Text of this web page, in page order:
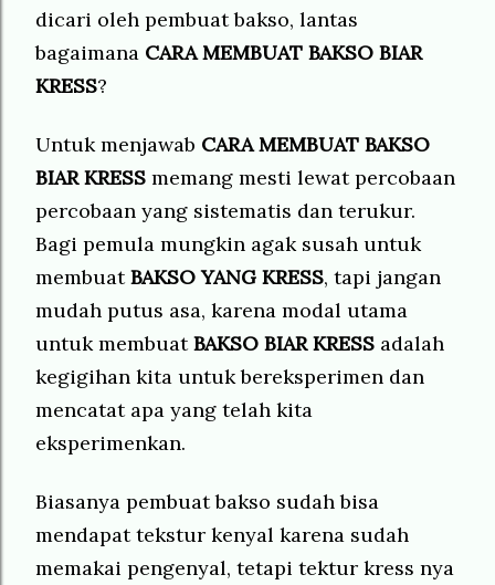
dicari oleh pembuat bakso, lantas
bagaimana CARA MEMBUAT BAKSO BIAR
KRESS?
Untuk menjawab CARA MEMBUAT BAKSO
BIAR KRESS memang mesti lewat percobaan
percobaan yang sistematis dan terukur.
Bagi pemula mungkin agak susah untuk
membuatBAKSO YANG KRESS, tapi jangan
mudah putus asa, karena modal utama
untuk membuatBAKSO BIAR KRESS adalah
kegigihan kita untuk bereksperimen dan
mencatat apa yang telah kita
eksperimenkan.
Biasanya pembuat bakso sudah bisa
mendapat tekstur kenyal karena sudah
memakai pengenyal, tetapi tektur kress nya